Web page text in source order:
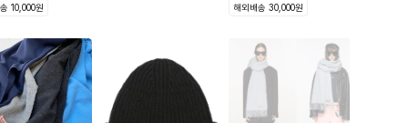
10,000원 해외배송 30,000원